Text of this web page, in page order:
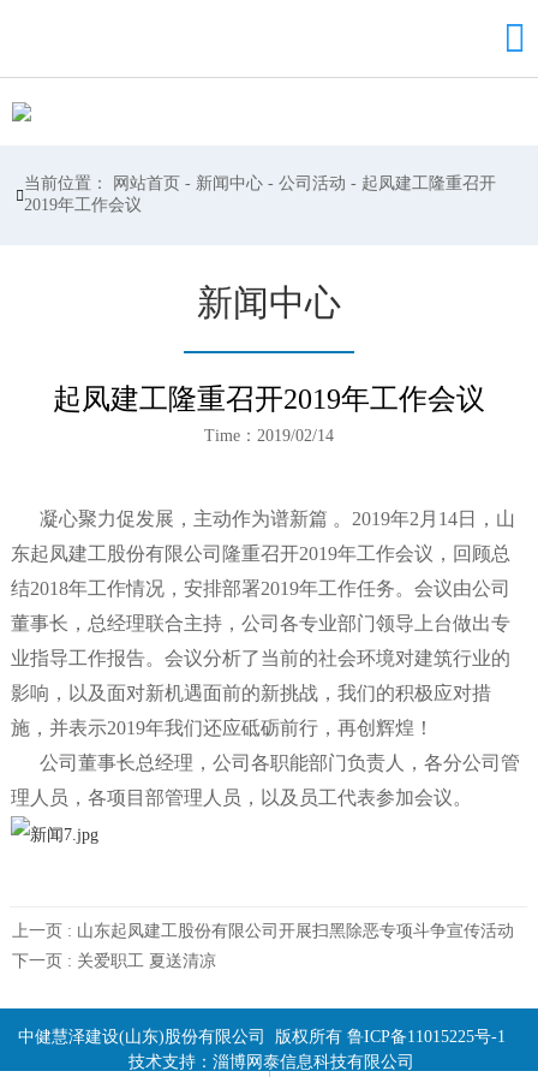


当前位置： 网站首页 - 新闻中心 -公司活动 - 起凤建工隆重召开
2019年工作会议
新闻中心
起凤建工隆重召开2019年工作会议
Time：2019/02/14
凝心聚力促发展，主动作为谱新篇 。2019年2月14日，山
东起凤建工股份有限公司隆重召开2019年工作会议，回顾总
结2018年工作情况，安排部署2019年工作任务。会议由公司
董事长，总经理联合主持，公司各专业部门领导上台做出专
业指导工作报告。会议分析了当前的社会环境对建筑行业的
影响，以及面对新机遇面前的新挑战，我们的积极应对措
施，并表示2019年我们还应砥砺前行，再创辉煌！
公司董事长总经理，公司各职能部门负责人，各分公司管
理人员，各项目部管理人员，以及员工代表参加会议。
上一页 : 山东起凤建工股份有限公司开展扫黑除恶专项斗争宣传活动
下一页 : 关爱职工 夏送清凉
中健慧泽建设(山东)股份有限公司 版权所有 鲁ICP备11015225号-1
技术支持： 淄博网泰信息科技有限公司